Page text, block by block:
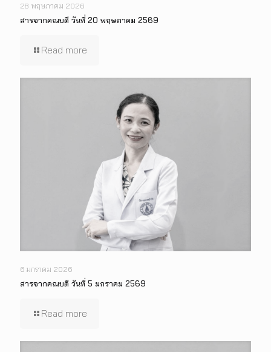
28 พฤษภาคม 2026
สารจากคณบดี วันที่ 20 พฤษภาคม 2569
Read more
6 มกราคม 2026
สารจากคณบดี วันที่ 5 มกราคม 2569
Read more